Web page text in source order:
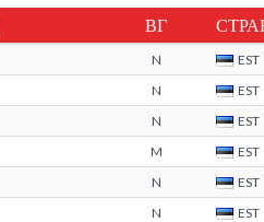
ВГ
N EST
N EST
N EST
M EST
N EST
N EST